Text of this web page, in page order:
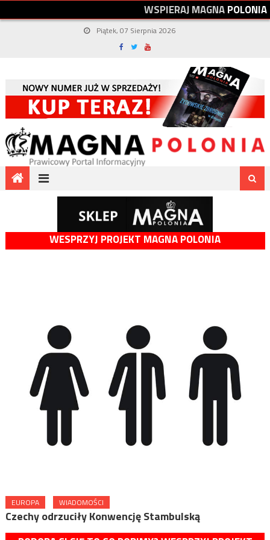
WSPIERAJMAGNAPOLONIA
Piątek, 07 Sierpnia 2026
WESPRZYJ PROJEKT MAGNA POLONIA
EUROPA WIADOMOŚCI
Czechy odrzuciły Konwencję Stambulską